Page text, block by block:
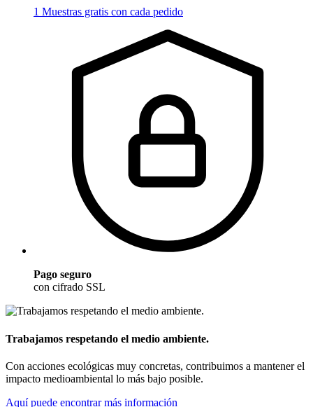
1 Muestras gratis con cada pedido
Pago seguro
con cifrado SSL
Trabajamos respetando el medio ambiente.
Con acciones ecológicas muy concretas, contribuimos a mantener el
impacto medioambiental lo más bajo posible.
Aquí puede encontrar más información